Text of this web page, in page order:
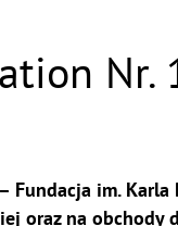
Nr.
Fundacja im.
oraz na obchody